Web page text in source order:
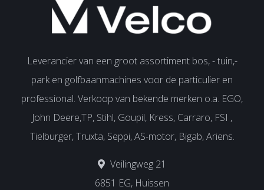
Leverancier van een groot assortiment bos, - tuin,-
park en golfbaanmachines voor de particulier en
professional. Verkoop van bekende merken o.a. EGO,
John Deere,TP, Stihl, Goupil, Kress, Carraro, FSI ,
Tielburger, Truxta, Seppi, AS-motor, Bigab, Ariens.
Veilingweg 21
6851 EG, Huissen